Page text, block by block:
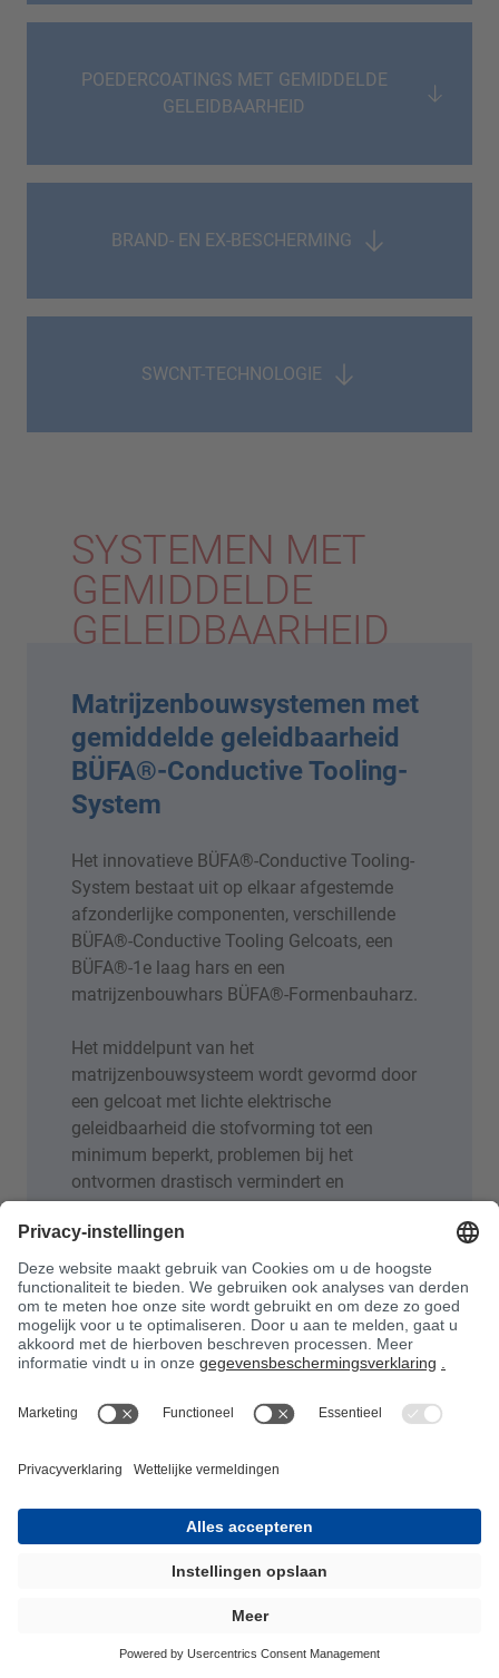
POEDERCOATINGS MET GEMIDDELDE
GELEIDBAARHEID
BRAND- EN EX-BESCHERMING
SWCNT-TECHNOLOGIE
SYSTEMEN MET
GEMIDDELDE
GELEIDBAARHEID
Matrijzenbouwsystemen met
gemiddelde geleidbaarheid
BÜFA®-Conductive Tooling-
System
Het innovatieve BÜFA®-Conductive Tooling-
System bestaat uit op elkaar afgestemde
afzonderlijke componenten, verschillende
BÜFA®-Conductive Tooling Gelcoats, een
BÜFA®-1e laag hars en een
matrijzenbouwhars BÜFA®-Formenbauharz.
Het middelpunt van het
matrijzenbouwsysteem wordt gevormd door
een gelcoat met lichte elektrische
geleidbaarheid die stofvorming tot een
minimum beperkt, problemen bij het
ontvormen drastisch vermindert en
tegelijkertijd mensen en materiaal beschermt
tegen elektrische schokken. Verdere
voordelen zijn mooiere, hoogglanzende
oppervlakken met minder golving, minder
schoonmaakwerk, snellere cyclustijden,
minder uitval, langere levensduur van het
gereedschap en bovendien nieuwe
explosiebeschermingsgebied
kwaliteit van ontvormde onderdelen
Gemakkelijker ontvormen dankzij minder
Snellere cyclustijden